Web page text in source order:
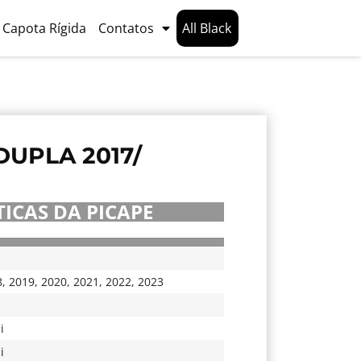
Capota Rígida Contatos All Black
2017/
DA PICAPE
, 2019, 2020, 2021 , 2022, 2023